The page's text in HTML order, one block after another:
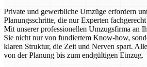
Private und gewerbliche Umzüge erfordern
Planungsschritte, die nur Experten
Mit unserer professionellen Umzugsfirma an
Sie nicht nur von fundiertem Know-how,
klaren Struktur, die Zeit und Nerven spart.
von der Planung bis zum endgültigen Einzug.